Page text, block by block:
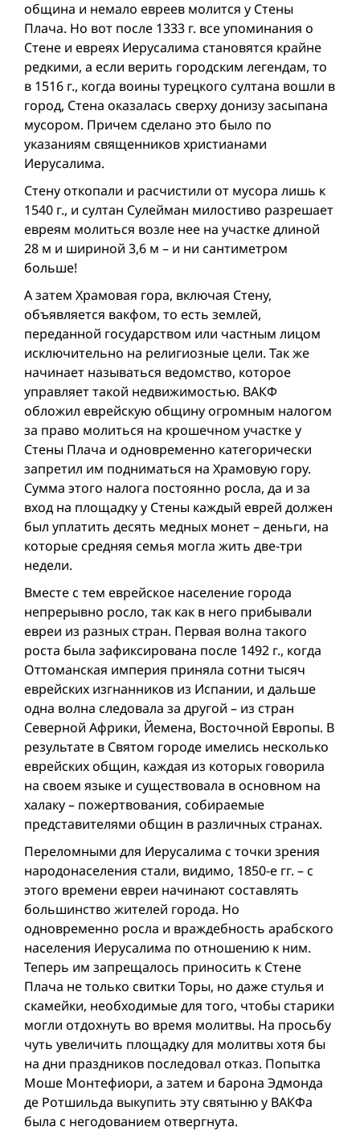
община и немало евреев молится у Стены
Плача. Но вот после 1333 г. все упоминания о
Стене и евреях Иерусалима становятся крайне
редкими, а если верить городским легендам, то
в 1516 г., когда воины турецкого султана вошли в
город, Стена оказалась сверху донизу засыпана
мусором. Причем сделано это было по
указаниям священников христианами
Иерусалима.
Стену откопали и расчистили от мусора лишь к
1540 г., и султан Сулейман милостиво разрешает
евреям молиться возле нее на участке длиной
28 м и шириной 3,6 м – и ни сантиметром
больше!
А затем Храмовая гора, включая Стену,
объявляется вакфом, то есть землей,
переданной государством или частным лицом
исключительно на религиозные цели. Так же
начинает называться ведомство, которое
управляет такой недвижимостью. ВАКФ
обложил еврейскую общину огромным налогом
за право молиться на крошечном участке у
Стены Плача и одновременно категорически
запретил им подниматься на Храмовую гору.
Сумма этого налога постоянно росла, да и за
вход на площадку у Стены каждый еврей должен
был уплатить десять медных монет – деньги, на
которые средняя семья могла жить две-три
недели.
Вместе с тем еврейское население города
непрерывно росло, так как в него прибывали
евреи из разных стран. Первая волна такого
роста была зафиксирована после 1492 г., когда
Оттоманская империя приняла сотни тысяч
еврейских изгнанников из Испании, и дальше
одна волна следовала за другой – из стран
Северной Африки, Йемена, Восточной Европы. В
результате в Святом городе имелись несколько
еврейских общин, каждая из которых говорила
на своем языке и существовала в основном на
халаку – пожертвования, собираемые
представителями общин в различных странах.
Переломными для Иерусалима с точки зрения
народонаселения стали, видимо, 1850-е гг. – с
этого времени евреи начинают составлять
большинство жителей города. Но
одновременно росла и враждебность арабского
населения Иерусалима по отношению к ним.
Теперь им запрещалось приносить к Стене
Плача не только свитки Торы, но даже стулья и
скамейки, необходимые для того, чтобы старики
могли отдохнуть во время молитвы. На просьбу
чуть увеличить площадку для молитвы хотя бы
на дни праздников последовал отказ. Попытка
Моше Монтефиори, а затем и барона Эдмонда
де Ротшильда выкупить эту святыню у ВАКФа
была с негодованием отвергнута.